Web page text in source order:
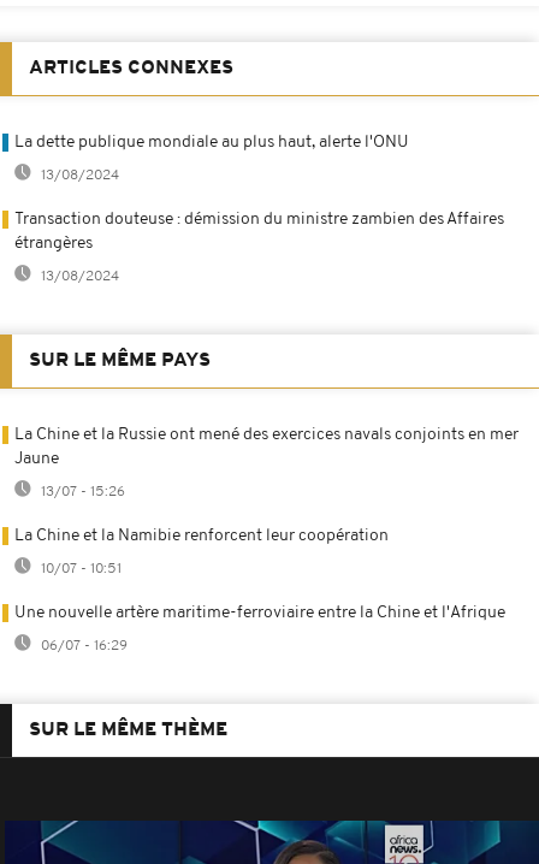
ARTICLES CONNEXES
La dette publique mondiale au plus haut, alerte l'ONU
13/08/2024
Transaction douteuse : démission du ministre zambien des Affaires
étrangères
13/08/2024
SUR LE MÊME PAYS
La Chine et la Russie ont mené des exercices navals conjoints en mer
Jaune
13/07 - 15:26
La Chine et la Namibie renforcent leur coopération
10/07 - 10:51
Une nouvelle artère maritime-ferroviaire entre la Chine et l'Afrique
06/07 - 16:29
SUR LE MÊME THÈME